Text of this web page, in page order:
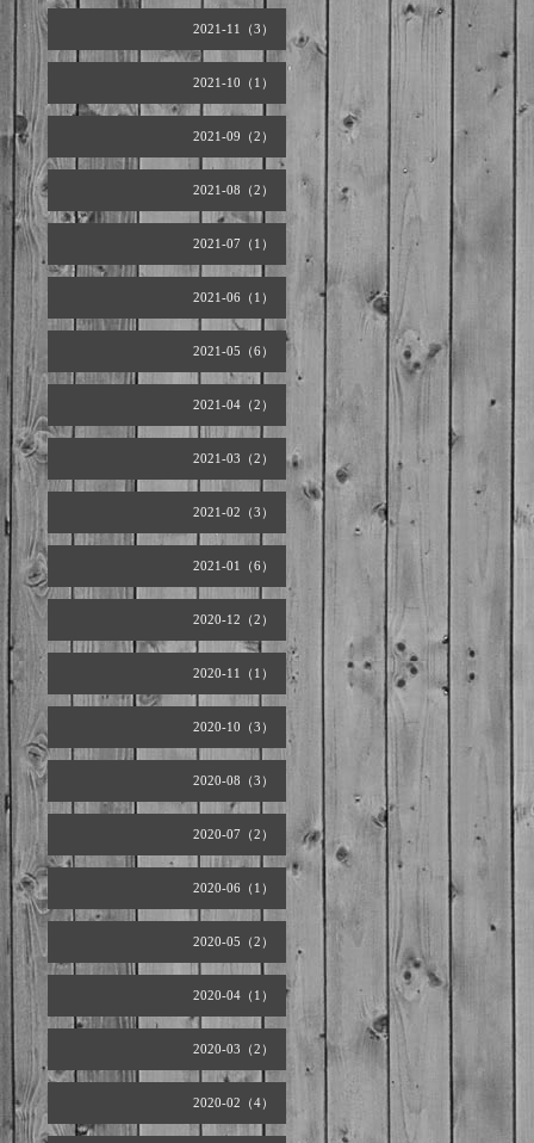
2021-11（3）
2021-10（1）
2021-09（2）
2021-08（2）
2021-07（1）
2021-06（1）
2021-05（6）
2021-04（2）
2021-03（2）
2021-02（3）
2021-01（6）
2020-12（2）
2020-11（1）
2020-10（3）
2020-08（3）
2020-07（2）
2020-06（1）
2020-05（2）
2020-04（1）
2020-03（2）
2020-02（4）